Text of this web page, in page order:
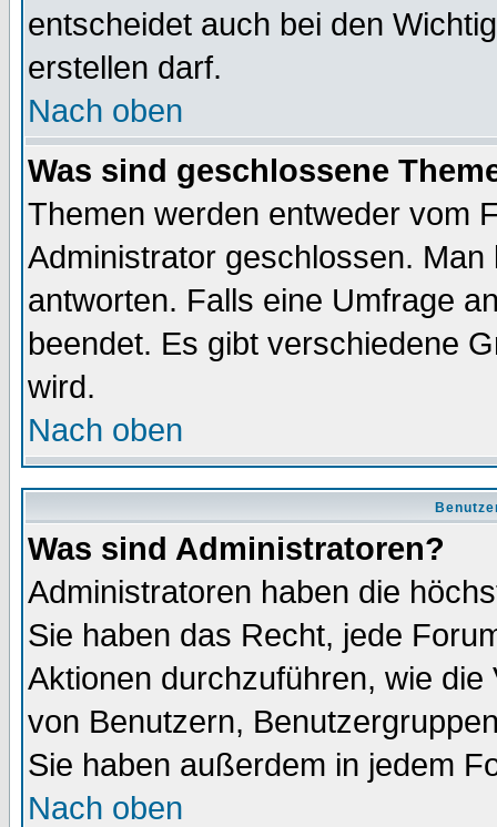
entscheidet auch bei den
erstellen darf.
Nach oben
Was sind geschlossene
Themen werden entweder vom
Administrator geschlossen.
antworten. Falls eine Umfrage
beendet. Es gibt verschiedene
wird.
Nach oben
Was sind Administratoren?
Administratoren haben die
Sie haben das Recht, jede
Aktionen durchzuführen, wie
von Benutzern,
Sie haben außerdem in jedem
Nach oben